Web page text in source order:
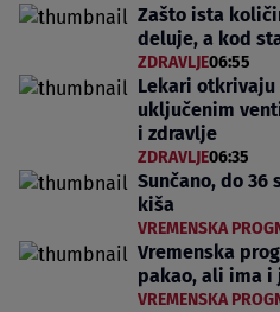
Zašto ista
deluje, a kod
ZDRAVLJE06:55
Lekari otkrivaju
uključenim
i zdravlje
ZDRAVLJE06:35
Sunčano, do 36
kiša
VREMENSKA
Vremenska
pakao, ali ima i
VREMENSKA